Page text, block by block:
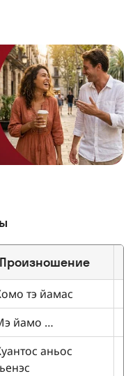
Произношение
тэ йамас
йамо …
аньос